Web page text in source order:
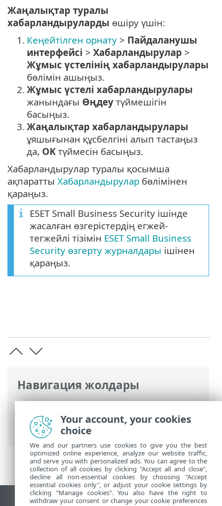
Навигация жолдары
ESET онлайн анықтамасы>ESET Small
Business Security>ESET Small Business
Security > Жаңалықтар
Жаңалықтар туралы
хабарландыруларды өшіру үшін:
1. Кеңейтілген орнату > Пайдаланушы
интерфейсі > Хабарландырулар >
Жұмыс үстелінің хабарландырулары
бөлімін ашыңыз.
2. Жұмыс үстелі хабарландырулары
жанындағы Өңдеу түймешігін
басыңыз.
3. Жаңалықтар хабарландырулары
ұяшығынан құсбелгіні алып тастаңыз
да, OKтүймесін басыңыз.
Хабарландырулар туралы қосымша
ақпаратты Хабарландырулар бөлімінен
қараңыз.
ESET Small Business Security ішінде
жасалған өзгерістердің егжей-
тегжейлі тізімін ESET Small Business
Security өзгерту журналдары ішінен
қараңыз.
Your account, your cookies
choice
We and our partners use cookies to give you the best
optimized online experience, analyze our website traffic,
and serve you with personalized ads. You can agree to the
collection of all cookies by clicking "Accept all and close",
decline all non-essential cookies by choosing "Accept
essential cookies only", or adjust your cookie settings by
clicking "Manage cookies". You also have the right to
withdraw your consent or change your cookie preferences